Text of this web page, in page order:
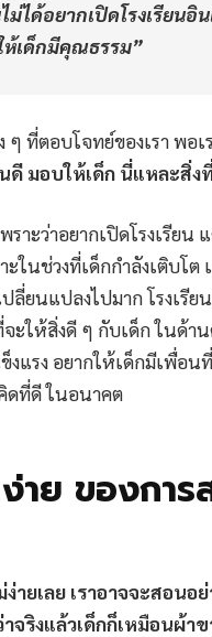
ม่ได้อยากเปิดโรงเรียน
เด็กมีคุณธรรม”
ที่ตอบโจทย์ของเรา พอเ
ดี มอบให้เด็ก นี่แหละสิ่ง
พราะว่าอยากเปิดโรงเรี
ในช่วงที่เด็กกำลังเติบโต
ยนแปลงไปมาก โรงเรีย
ะให้สิ่งดี ๆ กับเด็ก ในด้า
ข็งแรง อยากให้เด็กมีเพื่
ดที่ดี ในอนาคต
าย ของการ
ง่ายเลย เราอาจจะสอ
จริงแล้วเด็กก็เหมือนผ้